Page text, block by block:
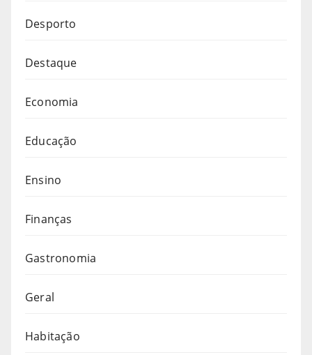
Desporto
Destaque
Economia
Educação
Ensino
Finanças
Gastronomia
Geral
Habitação